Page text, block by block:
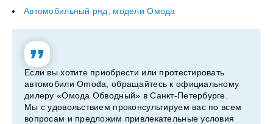
Автомобильный ряд, модели Омода
Если вы хотите приобрести или протестировать
автомобили Omoda, обращайтесь к официальному
дилеру «Омода Обводный» в Санкт-Петербурге.
Мы с удовольствием проконсультируем вас по всем
вопросам и предложим привлекательные условия